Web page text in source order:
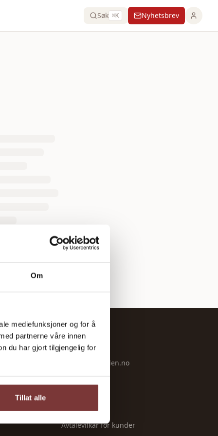
Om
mediefunksjoner og for å
partnerne våre innen
du har gjort tilgjengelig for
Tillat alle
Søk ⌘K Nyhetsbrev
OM OSS
Om Bondeguiden.no
Kontakt
Vilkår
Avtalevilkår for kunder